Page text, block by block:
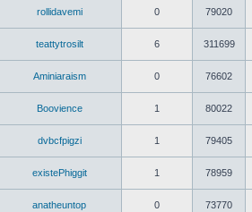
rollidavemi 0 79020
teattytrosilt 6 311699
Aminiaraism 0 76602
Boovience 1 80022
dvbcfpigzi 1 79405
existePhiggit 1 78959
anatheuntop 0 73770